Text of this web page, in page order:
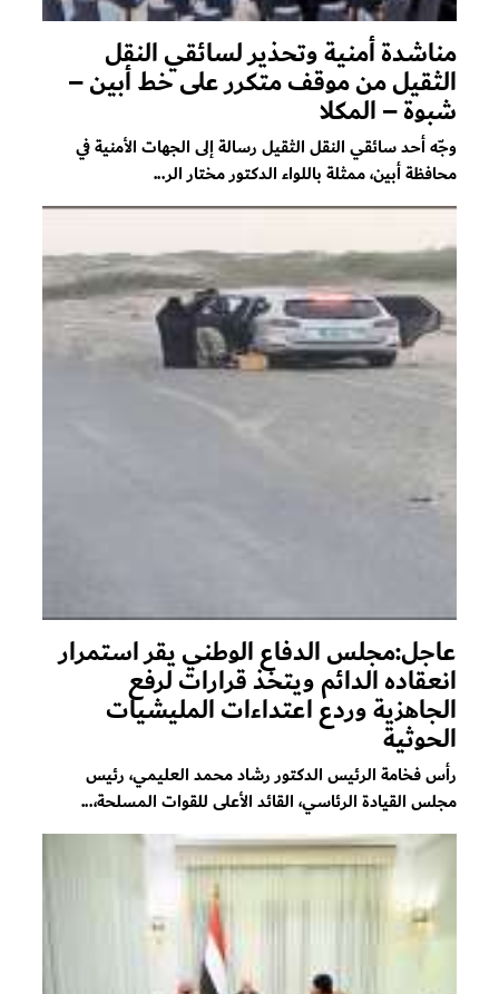
مناشدة أمنية وتحذير لسائقي النقل
الثقيل من موقف متكرر على خط أبين –
شبوة – المكلا
وجّه أحد سائقي النقل الثقيل رسالة إلى الجهات الأمنية في
محافظة أبين، ممثلة باللواء الدكتور مختار الر...
عاجل:مجلس الدفاع الوطني يقر استمرار
انعقاده الدائم ويتخذ قرارات لرفع
الجاهزية وردع اعتداءات المليشيات
الحوثية
رأس فخامة الرئيس الدكتور رشاد محمد العليمي، رئيس
مجلس القيادة الرئاسي، القائد الأعلى للقوات المسلحة،...